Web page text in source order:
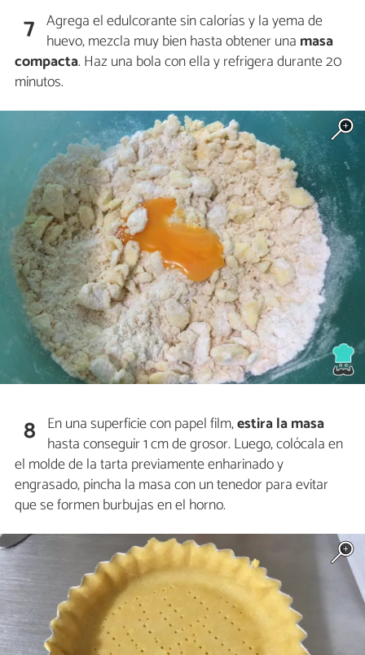
7 Agrega el edulcorante sin calorías y la yema de
huevo, mezcla muy bien hasta obtener una masa
compacta. Haz una bola con ella y refrigera durante 20
minutos.
8 En una superficie con papel film,estira la masa
hasta conseguir 1 cm de grosor. Luego, colócala en
el molde de la tarta previamente enharinado y
engrasado, pincha la masa con un tenedor para evitar
que se formen burbujas en el horno.